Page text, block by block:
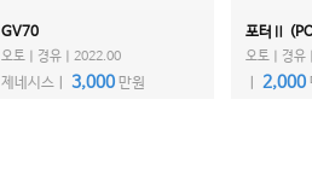
GV70
오토ㅣ경유ㅣ2022.00
제네시스ㅣ 3,000만원
포터Ⅱ
오토ㅣ경유
2,000